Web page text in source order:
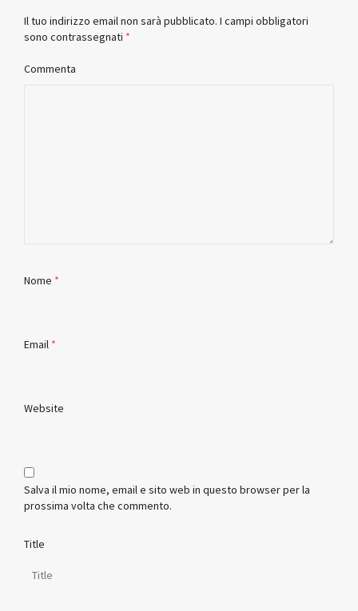
Il tuo indirizzo email non sarà pubblicato. I campi obbligatori
sono contrassegnati *
Commenta
Nome *
Email *
Website
Salva il mio nome, email e sito web in questo browser per la
prossima volta che commento.
Title